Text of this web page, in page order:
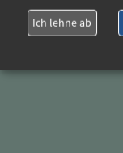
Ich lehne ab